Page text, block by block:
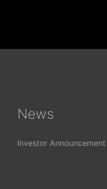
News
Investor Announcement